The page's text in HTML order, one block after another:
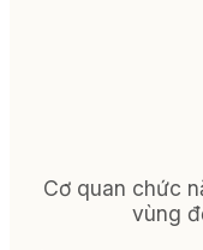
Cơ quan chức
vùng